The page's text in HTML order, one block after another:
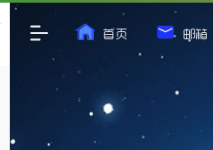
首页 邮箱